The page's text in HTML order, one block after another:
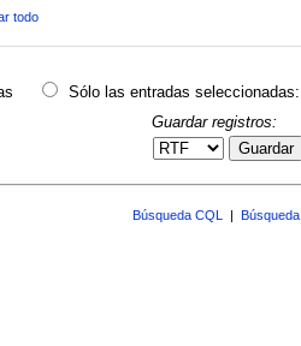
todo
Sólo las entradas seleccionadas:
Guardar registros:
Guardar
Búsqueda CQL